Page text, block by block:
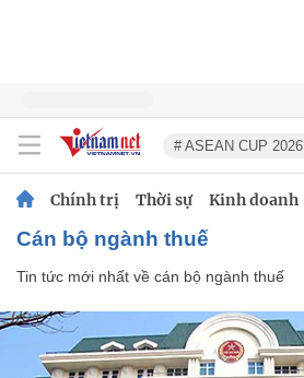
# ASEAN CUP 2026
Chính trị Thời sự Kinh doanh
cán bộ ngành thuế
Tin tức mới nhất về cán bộ ngành thuế